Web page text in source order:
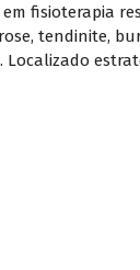
fisioterapia
tendinite,